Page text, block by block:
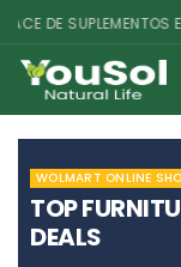
DE SUPLEMENTOS E
WOLMART ONLINE
TOP
DEALS